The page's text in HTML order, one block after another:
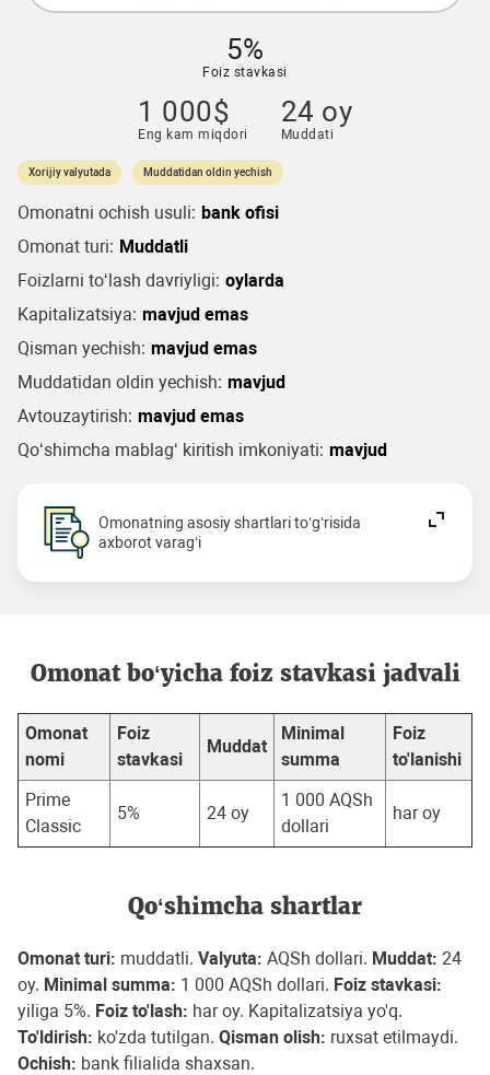
5%
Foiz stavkasi
1 000$
Eng kam miqdori
24 oy
Muddati
Xorijiy valyutada Muddatidan oldin yechish
Omonatni ochish usuli: bank ofisi
Omonat turi: Muddatli
Foizlarni to‘lash davriyligi: oylarda
Kapitalizatsiya: mavjud emas
Qisman yechish: mavjud emas
Muddatidan oldin yechish: mavjud
Avtouzaytirish: mavjud emas
Qo‘shimcha mablag‘ kiritish imkoniyati: mavjud
Omonatning asosiy shartlari to‘g‘risida
axborot varag‘i
Omonat bo‘yicha foiz stavkasi jadvali
Omonat
nomi
Foiz
stavkasi
Muddat
Minimal
summa
Foiz
to'lanishi
Prime
Classic
5% 24 oy
1 000 AQSh
dollari
har oy
Qo‘shimcha shartlar
Omonat turi: muddatli. Valyuta: AQSh dollari. Muddat: 24
oy. Minimal summa: 1 000 AQSh dollari. Foiz stavkasi:
yiliga 5%. Foiz to'lash: har oy. Kapitalizatsiya yo'q.
To'ldirish: ko'zda tutilgan. Qisman olish: ruxsat etilmaydi.
Ochish: bank filialida shaxsan.